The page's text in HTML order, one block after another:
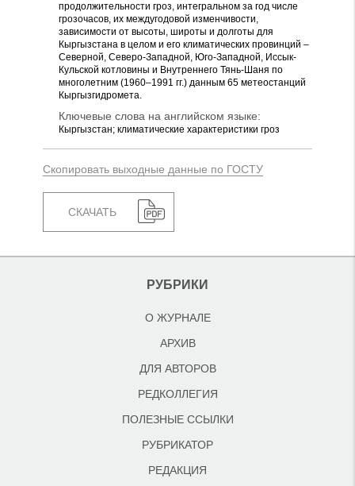
продолжительности гроз, интегральном за год числе
грозочасов, их междугодовой изменчивости,
зависимости от высоты, широты и долготы для
Кыргызстана в целом и его климатических провинций –
Северной, Северо-Западной, Юго-Западной, Иссык-
Кульской котловины и Внутреннего Тянь-Шаня по
многолетним (1960–1991 гг.) данным 65 метеостанций
Кыргызгидромета.
Ключевые слова на английском языке:
Кыргызстан; климатические характеристики гроз
Скопировать выходные данные по ГОСТУ
СКАЧАТЬ
РУБРИКИ
О ЖУРНАЛЕ
АРХИВ
ДЛЯ АВТОРОВ
РЕДКОЛЛЕГИЯ
ПОЛЕЗНЫЕ ССЫЛКИ
РУБРИКАТОР
РЕДАКЦИЯ